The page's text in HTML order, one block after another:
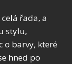
řada, a
stylu,
o barvy, které
hned po